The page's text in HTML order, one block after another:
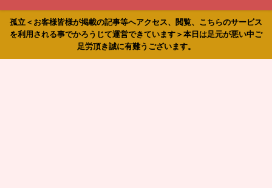
孤立＜お客様皆様が掲載の記事等へアクセス、閲覧、こちらのサービス
を利用される事でかろうじて運営できています＞本日は足元が悪い中ご
足労頂き誠に有難うございます。